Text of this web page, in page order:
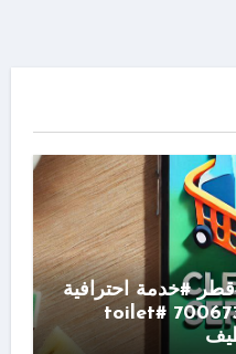
#خدمة احترافية
لضمان النظافة التامة 70067311 #toilet